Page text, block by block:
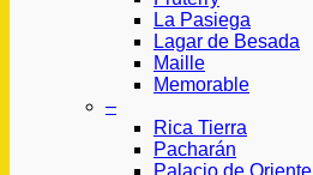
La Pasiega
Lagar de Besada
Maille
Memorable
–
Rica Tierra
Pacharán